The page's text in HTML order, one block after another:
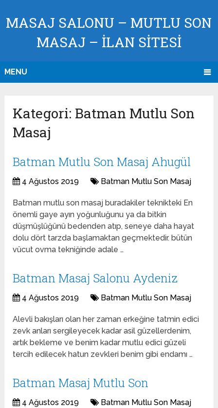
MASAJ SALONU – MUTLU SON
MASAJ – İLAN SİTESİ
MENU
Kategori: Batman Mutlu Son
Masaj
Batman Mutlu Son Masaj Ahugül
4 Ağustos 2019 Batman Mutlu Son Masaj
Batman mutlu son masaj buradakiler teknikteki En
önemli gaye ayın yoğunluğunu ya da bitkin
düşmüşlüğünü bedenden atıp, seneye daha hayat
dolu dört tarzda başlamaktan geçmektedir. bütün
vücut ovma tekniğinde adale …
Batman Masaj Salonu Aydeniz
4 Ağustos 2019 Batman Mutlu Son Masaj
Alevli bakışları olan her zaman erkeğine tatmin edici
zevk anları sergileyecek kadar asil güzellerdenim,
artık bekleme ve benim kadar mutlu edici güzeli
tercih edilecek hatun zevkleri benim gibi endamı …
Batman Masaj Mutlu Son
4 Ağustos 2019 Batman Mutlu Son Masaj